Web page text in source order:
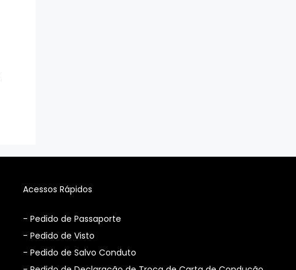
Acessos Rápidos
- Pedido de Passaporte
- Pedido de Visto
- Pedido de Salvo Conduto